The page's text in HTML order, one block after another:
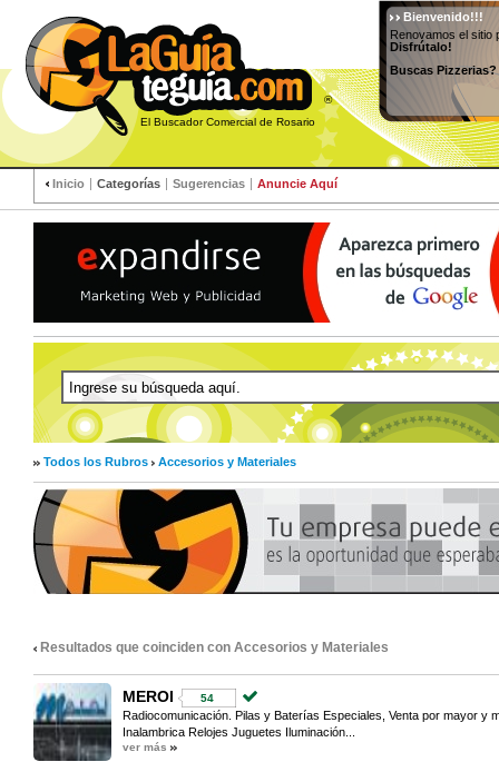
®
El Buscador Comercial de Rosario
Bienvenido!!!
Renovamos el sitio
Disfrútalo!
Buscas
Inicio Categorías Sugerencias Anuncie Aquí
Todos los Rubros Accesorios y Materiales
Resultados que coinciden con Accesorios y Materiales
MEROI 54
Radiocomunicación. Pilas y Baterías Especiales, Venta por mayor y
Inalambrica Relojes Juguetes Iluminación...
ver más